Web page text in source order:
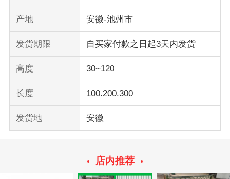
产地 安徽-池州市
发货期限 自买家付款之日起3天内发货
高度 30~120
长度 100.200.300
发货地 安徽
店内推荐